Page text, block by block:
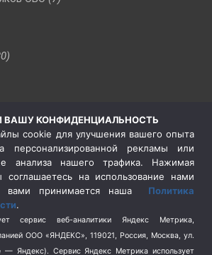
(3)
(3)
(404)
КОНФИДЕНЦИАЛЬНОСТЬ
cookie для улучшения вашего опыта
персонализированной рекламы или
анализа нашего трафика. Нажимая
соглашаетесь на использование нами
вами принимается наша Политика
.
сервис веб-аналитики Яндекс Метрика,
ООО «ЯНДЕКС», 119021, Россия, Москва, ул.
— Яндекс). Сервис Яндекс Метрика использует